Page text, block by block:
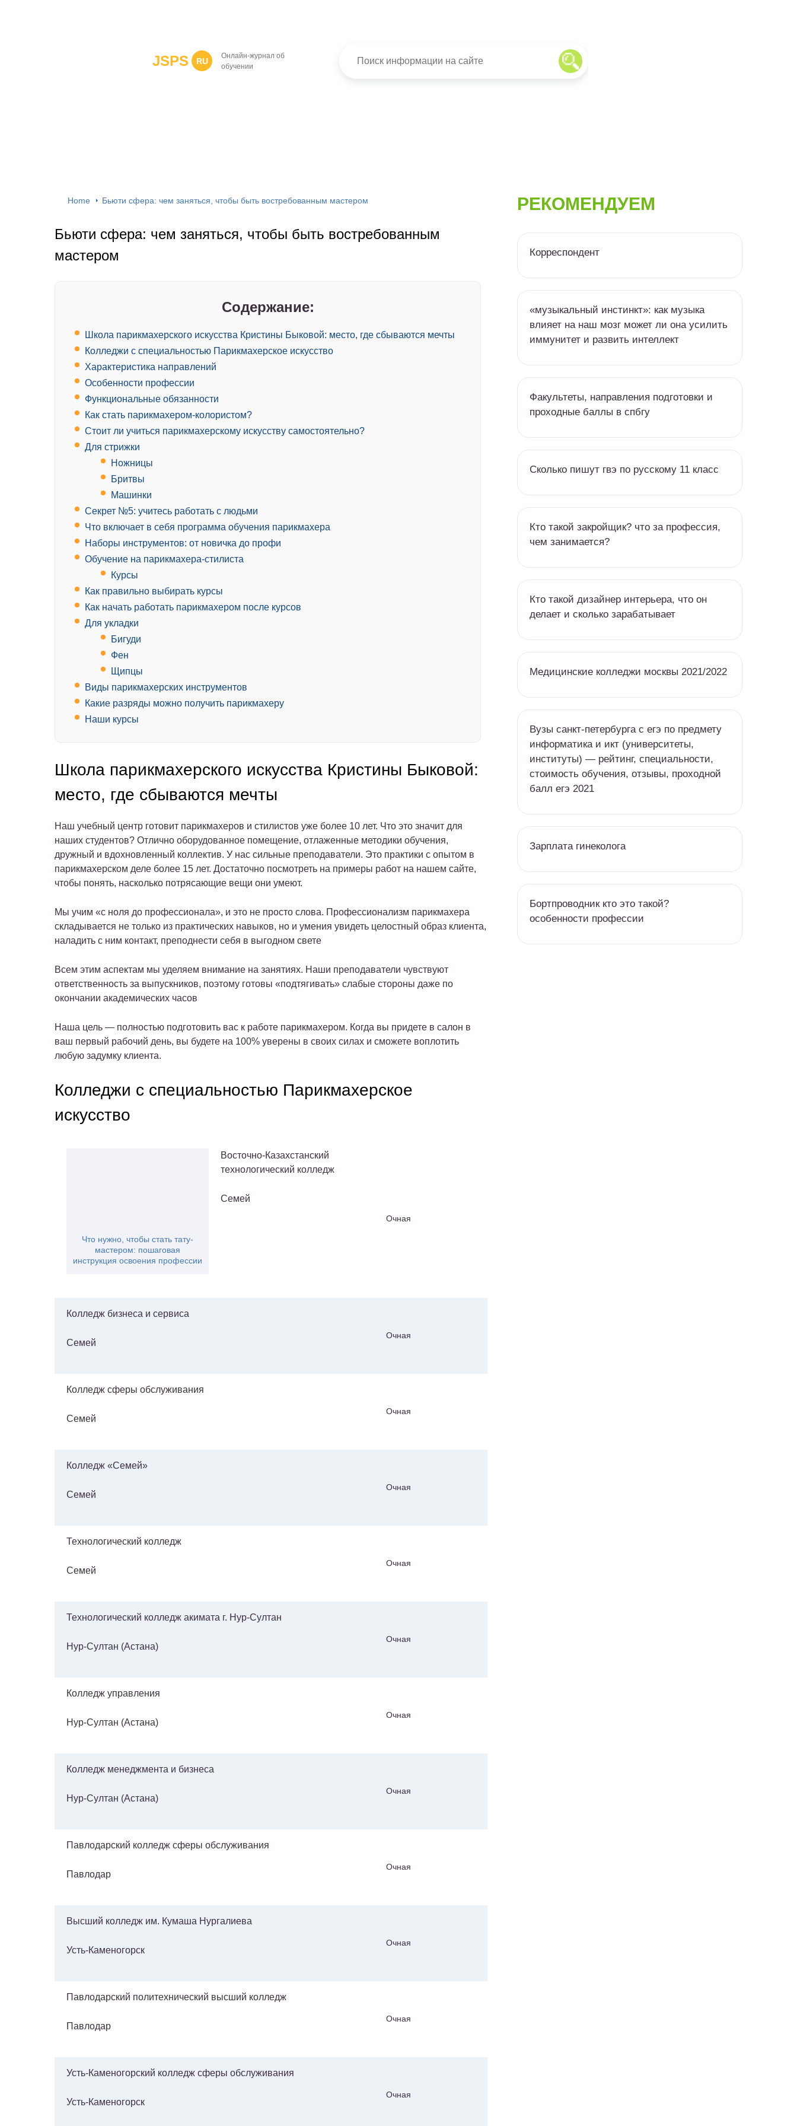
JSPS RU
Онлайн-журнал об
обучении
Home Бьюти сфера: чем заняться, чтобы быть востребованным мастером
Бьюти сфера: чем заняться, чтобы быть востребованным
мастером
Содержание:
Школа парикмахерского искусства Кристины Быковой: место, где сбываются мечты
Колледжи с специальностью Парикмахерское искусство
Характеристика направлений
Особенности профессии
Функциональные обязанности
Как стать парикмахером-колористом?
Стоит ли учиться парикмахерскому искусству самостоятельно?
Для стрижки
Ножницы
Бритвы
Машинки
Секрет №5: учитесь работать с людьми
Что включает в себя программа обучения парикмахера
Наборы инструментов: от новичка до профи
Обучение на парикмахера-стилиста
Курсы
Как правильно выбирать курсы
Как начать работать парикмахером после курсов
Для укладки
Бигуди
Фен
Щипцы
Виды парикмахерских инструментов
Какие разряды можно получить парикмахеру
Наши курсы
Школа парикмахерского искусства Кристины Быковой:
место, где сбываются мечты
Наш учебный центр готовит парикмахеров и стилистов уже более 10 лет. Что это значит для
наших студентов? Отлично оборудованное помещение, отлаженные методики обучения,
дружный и вдохновленный коллектив. У нас сильные преподаватели. Это практики с опытом в
парикмахерском деле более 15 лет. Достаточно посмотреть на примеры работ на нашем сайте,
чтобы понять, насколько потрясающие вещи они умеют.
Мы учим «с ноля до профессионала», и это не просто слова. Профессионализм парикмахера
складывается не только из практических навыков, но и умения увидеть целостный образ клиента,
наладить с ним контакт, преподнести себя в выгодном свете
Всем этим аспектам мы уделяем внимание на занятиях. Наши преподаватели чувствуют
ответственность за выпускников, поэтому готовы «подтягивать» слабые стороны даже по
окончании академических часов
Наша цель — полностью подготовить вас к работе парикмахером. Когда вы придете в салон в
ваш первый рабочий день, вы будете на 100% уверены в своих силах и сможете воплотить
любую задумку клиента.
Колледжи с специальностью Парикмахерское
искусство
Что нужно, чтобы стать тату-
мастером: пошаговая
инструкция освоения профессии
Восточно-Казахстанский
технологический колледж
Семей
Очная
Колледж бизнеса и сервиса
Семей
Очная
Колледж сферы обслуживания
Семей
Очная
Колледж «Семей»
Семей
Очная
Технологический колледж
Семей
Очная
Технологический колледж акимата г. Нур-Султан
Нур-Султан (Астана)
Очная
Колледж управления
Нур-Султан (Астана)
Очная
Колледж менеджмента и бизнеса
Нур-Султан (Астана)
Очная
Павлодарский колледж сферы обслуживания
Павлодар
Очная
Высший колледж им. Кумаша Нургалиева
Усть-Каменогорск
Очная
Павлодарский политехнический высший колледж
Павлодар
Очная
Усть-Каменогорский колледж сферы обслуживания
Усть-Каменогорск
Очная
РЕКОМЕНДУЕМ
Корреспондент
«музыкальный инстинкт»: как музыка
влияет на наш мозг может ли она усилить
иммунитет и развить интеллект
Факультеты, направления подготовки и
проходные баллы в спбгу
Сколько пишут гвэ по русскому 11 класс
Кто такой закройщик? что за профессия,
чем занимается?
Кто такой дизайнер интерьера, что он
делает и сколько зарабатывает
Медицинские колледжи москвы 2021/2022
Вузы санкт-петербурга c егэ по предмету
информатика и икт (университеты,
институты) — рейтинг, специальности,
стоимость обучения, отзывы, проходной
балл егэ 2021
Зарплата гинеколога
Бортпроводник кто это такой?
особенности профессии